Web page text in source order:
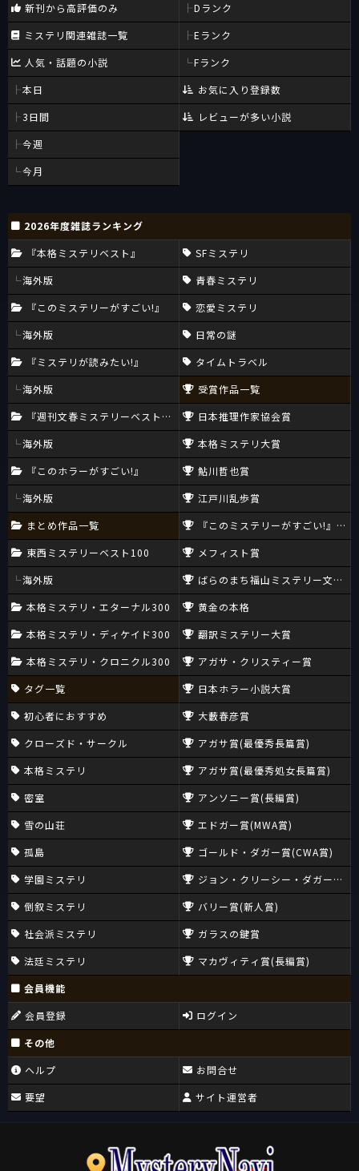
新刊から高評価のみ
ミステリ関連雑誌一覧
人気・話題の小説
本日
3日間
今週
今月
Dランク
Eランク
Fランク
お気に入り登録数
レビューが多い小説
2026年度雑誌ランキング
『本格ミステリベスト』
海外版
『このミステリーがすごい!』
海外版
『ミステリが読みたい!』
海外版
『週刊文春ミステリーベスト10』
海外版
『このホラーがすごい!』
海外版
まとめ作品一覧
東西ミステリーベスト100
海外版
本格ミステリ・エターナル300
本格ミステリ・ディケイド300
本格ミステリ・クロニクル300
タグ一覧
初心者におすすめ
クローズド・サークル
本格ミステリ
密室
雪の山荘
孤島
学園ミステリ
倒叙ミステリ
社会派ミステリ
法廷ミステリ
SFミステリ
青春ミステリ
恋愛ミステリ
日常の謎
タイムトラベル
受賞作品一覧
日本推理作家協会賞
本格ミステリ大賞
鮎川哲也賞
江戸川乱歩賞
『このミステリーがすごい!』大賞
メフィスト賞
ばらのまち福山ミステリー文学新
黄金の本格
翻訳ミステリー大賞
アガサ・クリスティー賞
日本ホラー小説大賞
大藪春彦賞
アガサ賞(最優秀長篇賞)
アガサ賞(最優秀処女長篇賞)
アンソニー賞(長編賞)
エドガー賞(MWA賞)
ゴールド・ダガー賞(CWA賞)
ジョン・クリーシー・ダガー賞
バリー賞(新人賞)
ガラスの鍵賞
マカヴィティ賞(長編賞)
会員機能
会員登録
ログイン
その他
ヘルプ
要望
お問合せ
サイト運営者